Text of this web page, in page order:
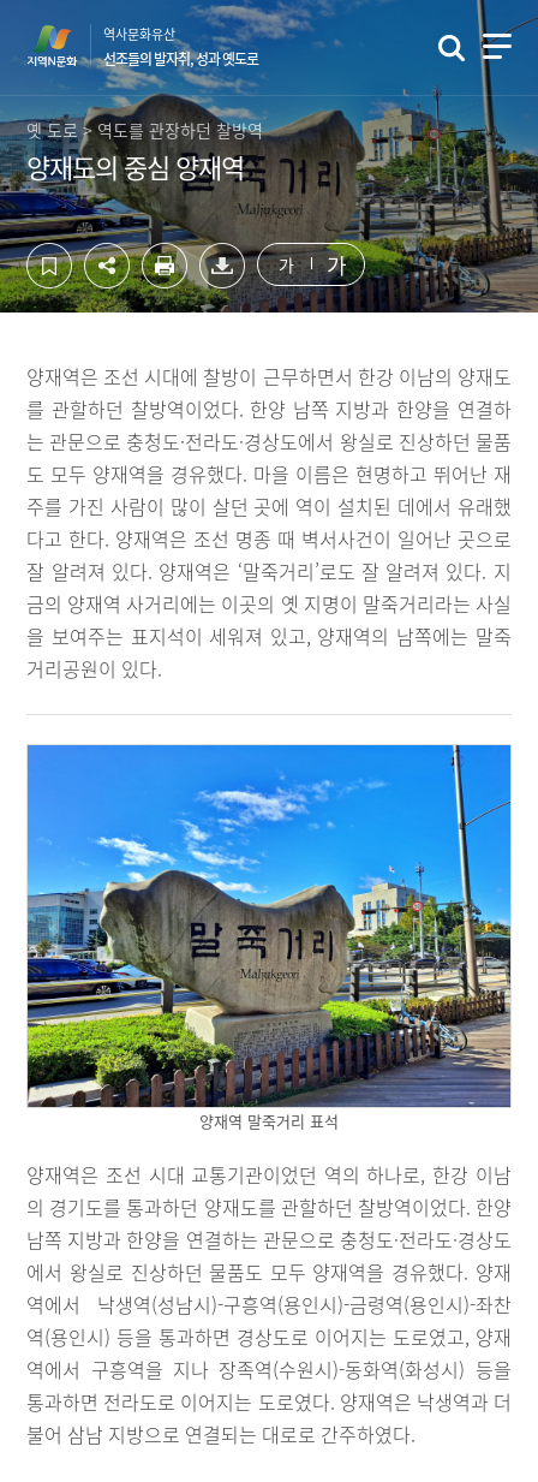
역
바
로
가
기
바
로
가
기
역사문화유산
선조들의 발자취, 성과 옛도로
옛 도로 > 역도를 관장하던 찰방역
양재도의 중심 양재역
가 가
양재역은 조선 시대에 찰방이 근무하면서 한강 이남의 양재도
를 관할하던 찰방역이었다. 한양 남쪽 지방과 한양을 연결하
는 관문으로 충청도·전라도·경상도에서 왕실로 진상하던 물품
도 모두 양재역을 경유했다. 마을 이름은 현명하고 뛰어난 재
주를 가진 사람이 많이 살던 곳에 역이 설치된 데에서 유래했
다고 한다. 양재역은 조선 명종 때 벽서사건이 일어난 곳으로
잘 알려져 있다. 양재역은 ‘말죽거리’로도 잘 알려져 있다. 지
금의 양재역 사거리에는 이곳의 옛 지명이 말죽거리라는 사실
을 보여주는 표지석이 세워져 있고, 양재역의 남쪽에는 말죽
거리공원이 있다.
양재역 말죽거리 표석
양재역은 조선 시대 교통기관이었던 역의 하나로, 한강 이남
의 경기도를 통과하던 양재도를 관할하던 찰방역이었다. 한양
남쪽 지방과 한양을 연결하는 관문으로 충청도·전라도·경상도
에서 왕실로 진상하던 물품도 모두 양재역을 경유했다. 양재
역에서 낙생역(성남시)-구흥역(용인시)-금령역(용인시)-좌찬
역(용인시) 등을 통과하면 경상도로 이어지는 도로였고, 양재
역에서 구흥역을 지나 장족역(수원시)-동화역(화성시) 등을
통과하면 전라도로 이어지는 도로였다. 양재역은 낙생역과 더
불어 삼남 지방으로 연결되는 대로로 간주하였다.